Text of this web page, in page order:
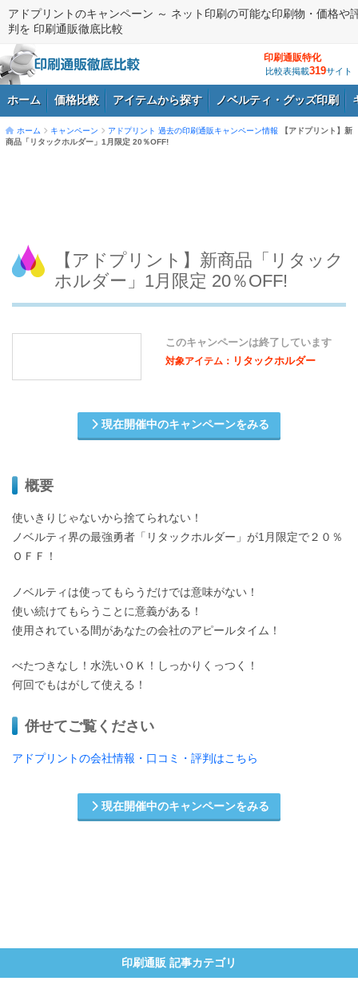
アドプリントのキャンペーン ～ ネット印刷の可能な印刷物・価格や
判を 印刷通販徹底比較
印刷通販特化
比較表掲載319サイト
ホーム 価格比較 アイテムから探す ノベルティ・グッズ印刷
ホーム キャンペーン アドプリント 過去の印刷通販キャンペーン情報
【アドプリント】新
商品「リタックホルダー」1月限定 20％OFF!
【アドプリント】新商品「リタック
ホルダー」1月限定 20％OFF!
このキャンペーンは終了しています
対象アイテム： リタックホルダー
現在開催中のキャンペーンをみる
概要
使いきりじゃないから捨てられない！
ノベルティ界の最強勇者「リタックホルダー」が1月限定で２０％
ＯＦＦ！
ノベルティは使ってもらうだけでは意味がない！
使い続けてもらうことに意義がある！
使用されている間があなたの会社のアピールタイム！
べたつきなし！水洗いＯＫ！しっかりくっつく！
何回でもはがして使える！
併せてご覧ください
アドプリントの会社情報・口コミ・評判はこちら
現在開催中のキャンペーンをみる
印刷通販 記事カテゴリ